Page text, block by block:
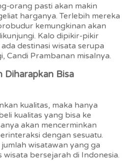
orang pasti akan makin
harganya. Terlebih mereka
kemungkinan akan
Kalo dipikir-pikir
destinasi wisata serupa
Candi Prambanan misalnya.
Diharapkan Bisa
kualitas, maka hanya
kualitas yang bisa ke
akan mencerminkan
dengan sesuatu.
wisatawan yang ga
wisata bersejarah di Indonesia.